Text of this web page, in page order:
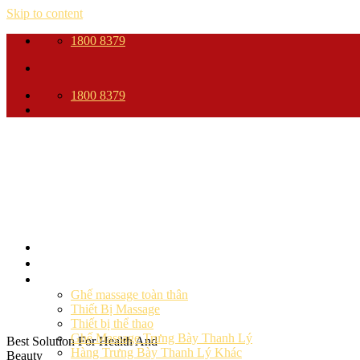
Skip to content
1800 8379
1800 8379
Best Solution For Health And
Beauty
Ghế massage toàn thân
Thiết Bị Massage
Thiết bị thể thao
Ghế Massage Trưng Bày Thanh Lý
Hàng Trưng Bày Thanh Lý Khác